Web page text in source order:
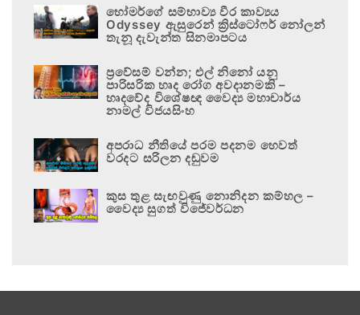
හෝමර්ගේ සම්භාව්‍ය වීර කාව්‍යය
Odyssey ඇසුරෙන් ක්‍රිස්ටෝෆර් නෝලන්
තැනූ දැවැන්ත සිනමාපටය
ප්‍රවේසම් වන්න; එල් නිනෝ යනු
පාරිසරික හෘද රෝග අවදානමකි –
හෘදවේද විශේෂඥ වෛද්‍ය මහාචාර්ය
නාමල් විජයසිංහ
අපරාධ නීතියේ පරම පදනම හෙවත්
වරදට සරිලන දඬුවම
කුස තුළ සැඟවුණු නොනිදන කම්හල –
වෛද්‍ය සුගත් විජේවර්ධන